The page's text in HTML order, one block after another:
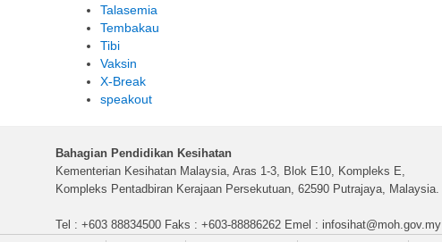
Talasemia
Tembakau
Tibi
Vaksin
X-Break
speakout
Bahagian Pendidikan Kesihatan
Kementerian Kesihatan Malaysia, Aras 1-3, Blok E10, Kompleks E,
Kompleks Pentadbiran Kerajaan Persekutuan, 62590 Putrajaya, Malaysia.
Tel : +603 88834500 Faks : +603-88886262 Emel : infosihat@moh.gov.my